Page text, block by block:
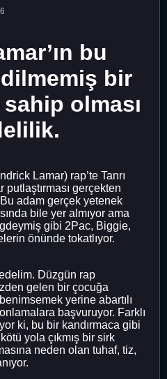
bu
bir
olması
Lamar) rap’te Tanrı
gerçekten
adam gerçek yetenek
bile yer almıyor ama
gibi 2Pac, Biggie,
önünde tokatlıyor.
Düzgün rap
gelen bir çocuğa
yerine abartılı
başvuruyor. Farklı
ki, bu bir kandırmaca gibi
yola çıkmış bir sirk
neden olan tuhaf, tiz,